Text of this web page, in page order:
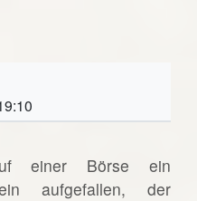
einer Börse ein
aufgefallen, der